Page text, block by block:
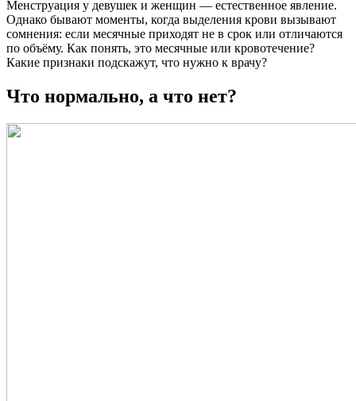
Менструация у девушек и женщин — естественное явление.
Однако бывают моменты, когда выделения крови вызывают
сомнения: если месячные приходят не в срок или отличаются
по объёму. Как понять, это месячные или кровотечение?
Какие признаки подскажут, что нужно к врачу?
Что нормально, а что нет?